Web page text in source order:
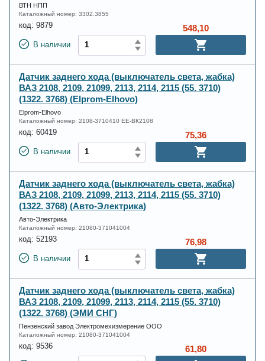
ВТН НПП
Каталожный номер: 3302.3855
код: 9879
В наличии
548,10
Датчик заднего хода (выключатель света, жабка)
ВАЗ 2108, 2109, 21099, 2113, 2114, 2115 (55. 3710)
(1322. 3768) (Elprom-Elhovo)
Elprom-Elhovo
Каталожный номер: 2108-3710410 ЕЕ-ВК2108
код: 60419
В наличии
75,36
Датчик заднего хода (выключатель света, жабка)
ВАЗ 2108, 2109, 21099, 2113, 2114, 2115 (55. 3710)
(1322. 3768) (Авто-Электрика)
Авто-Электрика
Каталожный номер: 21080-371041004
код: 52193
В наличии
76,98
Датчик заднего хода (выключатель света, жабка)
ВАЗ 2108, 2109, 21099, 2113, 2114, 2115 (55. 3710)
(1322. 3768) (ЭМИ СНГ)
Пензенский завод Электромехизмерение ООО
Каталожный номер: 21080-371041004
код: 9536 61,80